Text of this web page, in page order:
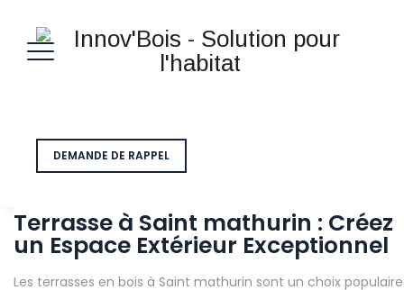
DEMANDE DE RAPPEL
Terrasse à Saint mathurin : Créez
un Espace Extérieur Exceptionnel
Les terrasses en bois à Saint mathurin sont un choix populaire